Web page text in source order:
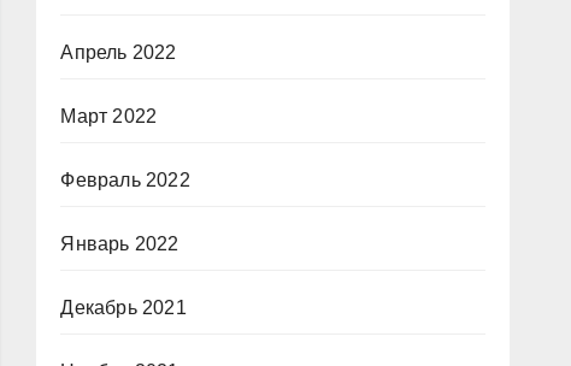
Апрель 2022
Март 2022
Февраль 2022
Январь 2022
Декабрь 2021